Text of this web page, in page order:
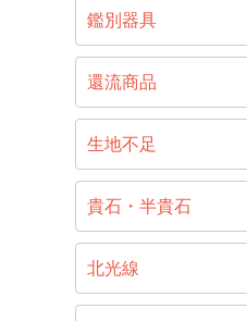
鑑別器具
還流商品
生地不足
貴石・半貴石
北光線